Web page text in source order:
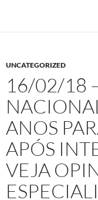
UNCATEGORIZED
16/02/18
ANOS
APÓS
VEJA